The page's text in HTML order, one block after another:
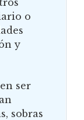
o
y
ser
sobras